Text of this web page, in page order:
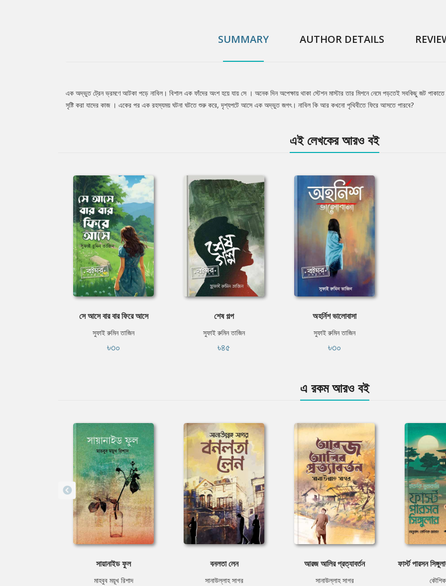
SUMMARY AUTHOR DETAILS
Tab
এক অদ্ভুত ট্রেন ভ্রমণে আটকা পড়ে নাবিল। বিশাল এক ফাঁদের অংশ হয়ে যায় সে । অনেক দিন অপেক্ষায় থাকা স্টেশন মাস্টার তার মিশনে নেমে পড়তেই সবকিছু জট
সৃষ্টি করা যাদের কাজ । একের পর এক রহস্যময় ঘটনা ঘটতে শুরু করে, দৃশ্যপটে আসে এক অদ্ভুত জগৎ। নাবিল কি আর কখনো পৃথিবীতে ফিরে আসতে পারবে?
এই লেখকের আরও বই
সে আসে বার বার ফিরে আসে
সুফাই রুমিন তাজিন
৳৩০
শেষ গল্প
সুফাই রুমিন তাজিন
৳৪৫
অহর্নিশ ভালোবাসা
সুফাই রুমিন তাজিন
৳৩০
এ রকম আরও বই
সায়ানাইড ফুল
মাহবুব ময়ূখ রিশাদ
বনলতা লেন
সানাউল্লাহ সাগর
আরজ আলির প্রত্যাবর্তন
সানাউল্লাহ সাগর
ফার্স্ট পারসন